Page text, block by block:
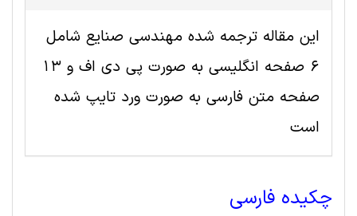
این مقاله ترجمه شده مهندسی صنايع شامل
6 صفحه انگلیسی به صورت پی دی اف و 13
صفحه متن فارسی به صورت ورد تایپ شده
است
چکیده فارسی